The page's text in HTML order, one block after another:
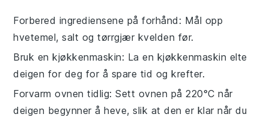
Forbered ingrediensene på forhånd : Mål opp
hvetemel,salt ogtørrgjær kvelden før.
Bruk en kjøkkenmaskin: La en kjøkkenmaskin elte
deigen for deg for å spare tid og krefter.
Forvarm ovnen tidlig: Sett ovnen på 220°C når
deigen begynner å heve, slik at den er klar når du